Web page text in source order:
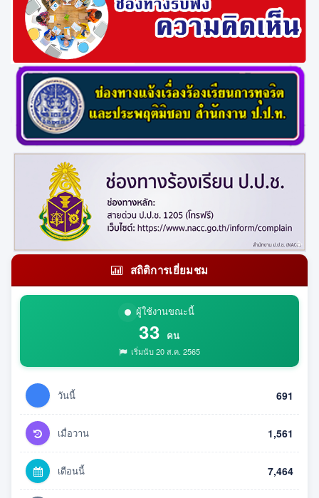
สถิติการเยี่ยมชม
ผู้ใช้งานขณะนี้
33 คน
เริ่มนับ 20 ส.ค. 2565
วันนี้ 691
เมื่อวาน 1,561
เดือนนี้ 7,464